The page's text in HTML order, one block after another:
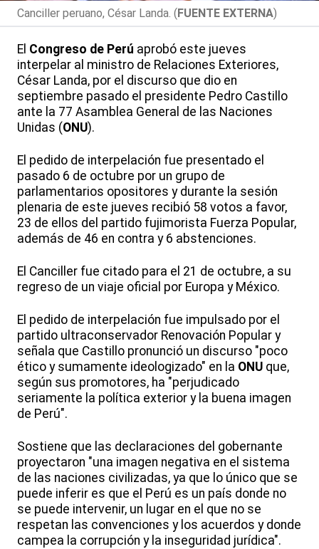
Canciller peruano, César Landa. (FUENTE EXTERNA)
El Congreso de Perú aprobó este jueves
interpelar al ministro de Relaciones Exteriores,
César Landa, por el discurso que dio en
septiembre pasado el presidente Pedro Castillo
ante la 77 Asamblea General de las Naciones
Unidas (ONU).
El pedido de interpelación fue presentado el
pasado 6 de octubre por un grupo de
parlamentarios opositores y durante la sesión
plenaria de este jueves recibió 58 votos a favor,
23 de ellos del partido fujimorista Fuerza Popular,
además de 46 en contra y 6 abstenciones.
El Canciller fue citado para el 21 de octubre, a su
regreso de un viaje oficial por Europa y México.
El pedido de interpelación fue impulsado por el
partido ultraconservador Renovación Popular y
señala que Castillo pronunció un discurso "poco
ético y sumamente ideologizado" en la ONU que,
según sus promotores, ha "perjudicado
seriamente la política exterior y la buena imagen
de Perú".
Sostiene que las declaraciones del gobernante
proyectaron "una imagen negativa en el sistema
de las naciones civilizadas, ya que lo único que se
puede inferir es que el Perú es un país donde no
se puede intervenir, un lugar en el que no se
respetan las convenciones y los acuerdos y donde
campea la corrupción y la inseguridad jurídica".